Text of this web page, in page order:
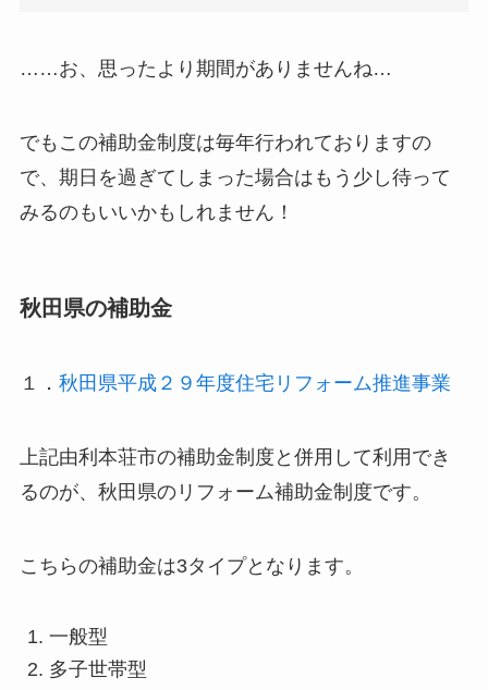
……お、思ったより期間がありませんね…
でもこの補助金制度は毎年行われておりますの
で、期日を過ぎてしまった場合はもう少し待って
みるのもいいかもしれません！
秋田県の補助金
１． 秋田県平成２９年度住宅リフォーム推進事業
上記由利本荘市の補助金制度と併用して利用でき
るのが、秋田県のリフォーム補助金制度です。
こちらの補助金は3タイプとなります。
一般型
多子世帯型